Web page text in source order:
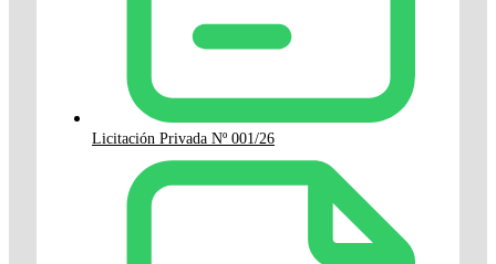
Licitación Privada Nº 001/26